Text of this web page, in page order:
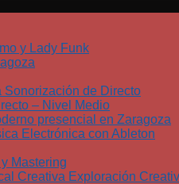
y Lady Funk
Sonorización de Directo
– Nivel Medio
presencial en Zaragoza
Electrónica con Ableton
Mastering
Creativa Exploración